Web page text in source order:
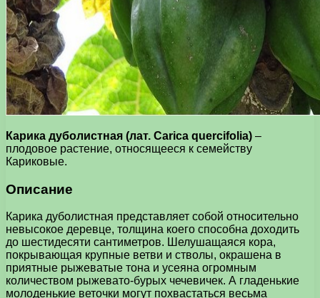
Карика дуболистная (лат. Carica quercifolia) –
плодовое растение, относящееся к семейству
Кариковые.
Описание
Карика дуболистная представляет собой относительно
невысокое деревце, толщина коего способна доходить
до шестидесяти сантиметров. Шелушащаяся кора,
покрывающая крупные ветви и стволы, окрашена в
приятные рыжеватые тона и усеяна огромным
количеством рыжевато-бурых чечевичек. А гладенькие
молоденькие веточки могут похвастаться весьма